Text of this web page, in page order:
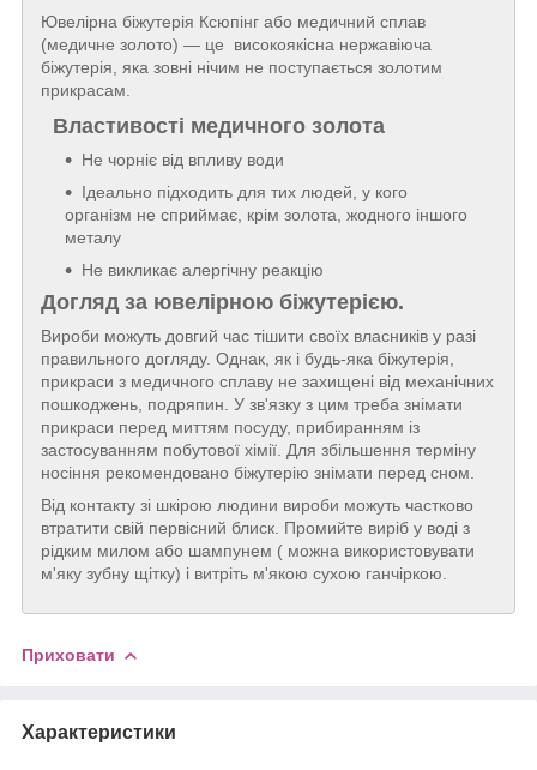
Ювелірна біжутерія Ксюпінг або медичний сплав
(медичне золото) — це високоякісна нержавіюча
біжутерія, яка зовні нічим не поступається золотим
прикрасам.
Властивості медичного золота
Не чорніє від впливу води
Ідеально підходить для тих людей, у кого
організм не сприймає, крім золота, жодного іншого
металу
Не викликає алергічну реакцію
Догляд за ювелірною біжутерією.
Вироби можуть довгий час тішити своїх власників у разі
правильного догляду. Однак, як і будь-яка біжутерія,
прикраси з медичного сплаву не захищені від механічних
пошкоджень, подряпин. У зв'язку з цим треба знімати
прикраси перед миттям посуду, прибиранням із
застосуванням побутової хімії. Для збільшення терміну
носіння рекомендовано біжутерію знімати перед сном.
Від контакту зі шкірою людини вироби можуть частково
втратити свій первісний блиск. Промийте виріб у воді з
рідким милом або шампунем ( можна використовувати
м'яку зубну щітку) і витріть м'якою сухою ганчіркою.
Приховати
Характеристики